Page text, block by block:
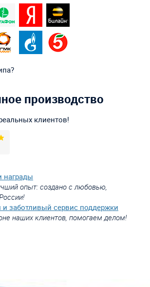
производство
клиентов!
награды
опыт: создано с любовью,
заботливый сервис поддержки
наших клиентов, помогаем делом!